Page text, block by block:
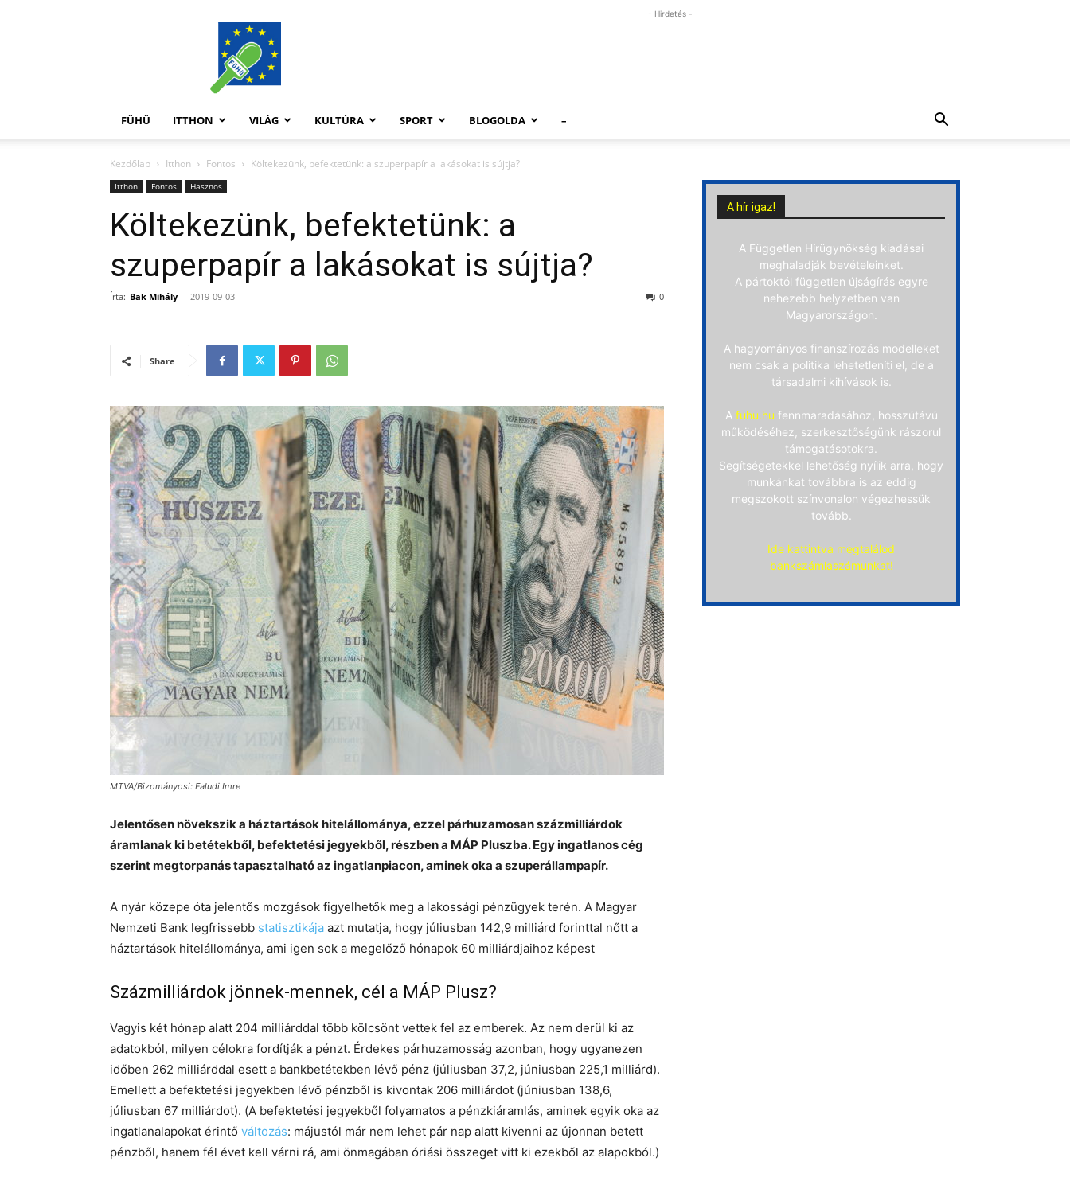
FüHü
- Hirdetés -
FÜHÜ ITTHON VILÁG KULTÚRA SPORT BLOGOLDA –
Kezdőlap Itthon Fontos Költekezünk, befektetünk: a szuperpapír a lakásokat is sújtja?
Itthon Fontos Hasznos
Költekezünk, befektetünk: a
szuperpapír a lakásokat is sújtja?
Írta: Bak Mihály - 2019-09-03 0
Share
MTVA/Bizományosi: Faludi Imre
Jelentősen növekszik a háztartások hitelállománya, ezzel párhuzamosan százmilliárdok
áramlanak ki betétekből, befektetési jegyekből, részben a MÁP Pluszba. Egy ingatlanos cég
szerint megtorpanás tapasztalható az ingatlanpiacon, aminek oka a szuperállampapír.
A nyár közepe óta jelentős mozgások figyelhetők meg a lakossági pénzügyek terén. A Magyar
Nemzeti Bank legfrissebb statisztikája azt mutatja, hogy júliusban 142,9 milliárd forinttal nőtt a
háztartások hitelállománya, ami igen sok a megelőző hónapok 60 milliárdjaihoz képest
Százmilliárdok jönnek-mennek, cél a MÁP Plusz?
Vagyis két hónap alatt 204 milliárddal több kölcsönt vettek fel az emberek. Az nem derül ki az
adatokból, milyen célokra fordítják a pénzt. Érdekes párhuzamosság azonban, hogy ugyanezen
időben 262 milliárddal esett a bankbetétekben lévő pénz (júliusban 37,2, júniusban 225,1 milliárd).
Emellett a befektetési jegyekben lévő pénzből is kivontak 206 milliárdot (júniusban 138,6,
júliusban 67 milliárdot). (A befektetési jegyekből folyamatos a pénzkiáramlás, aminek egyik oka az
ingatlanalapokat érintő változás: májustól már nem lehet pár nap alatt kivenni az újonnan betett
pénzből, hanem fél évet kell várni rá, ami önmagában óriási összeget vitt ki ezekből az alapokból.)
A hír igaz!
A Független Hírügynökség kiadásai
meghaladják bevételeinket.
A pártoktól független újságírás egyre
nehezebb helyzetben van
Magyarországon.
A hagyományos finanszírozás modelleket
nem csak a politika lehetetleníti el, de a
társadalmi kihívások is.
A fuhu.hu fennmaradásához, hosszútávú
működéséhez, szerkesztőségünk rászorul
támogatásotokra.
Segítségetekkel lehetőség nyílik arra, hogy
munkánkat továbbra is az eddig
megszokott színvonalon végezhessük
tovább.
Ide kattintva megtalálod
bankszámlaszámunkat!